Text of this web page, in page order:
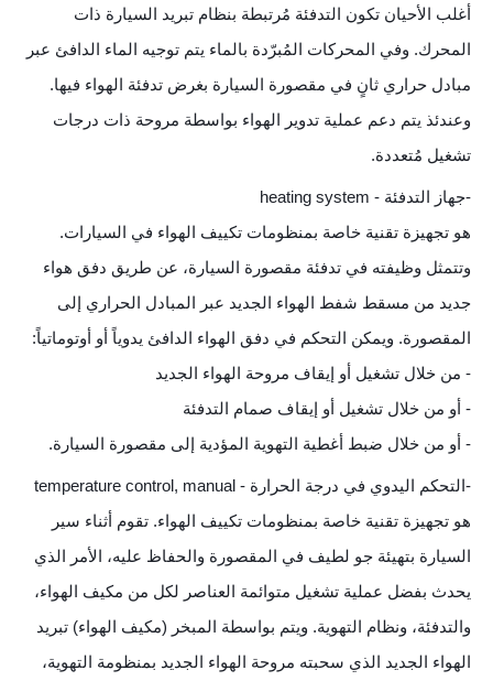
أغلب الأحيان تكون التدفئة مُرتبطة بنظام تبريد السيارة ذات
المحرك. وفي المحركات المُبرّدة بالماء يتم توجيه الماء الدافئ عبر
مبادل حراري ثانٍ في مقصورة السيارة بغرض تدفئة الهواء فيها.
وعندئذ يتم دعم عملية تدوير الهواء بواسطة مروحة ذات درجات
تشغيل مُتعددة.
-جهاز التدفئة - heating system
هو تجهيزة تقنية خاصة بمنظومات تكييف الهواء في السيارات.
وتتمثل وظيفته في تدفئة مقصورة السيارة، عن طريق دفق هواء
جديد من مسقط شفط الهواء الجديد عبر المبادل الحراري إلى
المقصورة. ويمكن التحكم في دفق الهواء الدافئ يدوياً أو أوتوماتياً:
- من خلال تشغيل أو إيقاف مروحة الهواء الجديد
- أو من خلال تشغيل أو إيقاف صمام التدفئة
- أو من خلال ضبط أغطية التهوية المؤدية إلى مقصورة السيارة.
-التحكم اليدوي في درجة الحرارة - temperature control, manual
هو تجهيزة تقنية خاصة بمنظومات تكييف الهواء. تقوم أثناء سير
السيارة بتهيئة جو لطيف في المقصورة والحفاظ عليه، الأمر الذي
يحدث بفضل عملية تشغيل متوائمة العناصر لكل من مكيف الهواء،
والتدفئة، ونظام التهوية. ويتم بواسطة المبخر (مكيف الهواء) تبريد
الهواء الجديد الذي سحبته مروحة الهواء الجديد بمنظومة التهوية،